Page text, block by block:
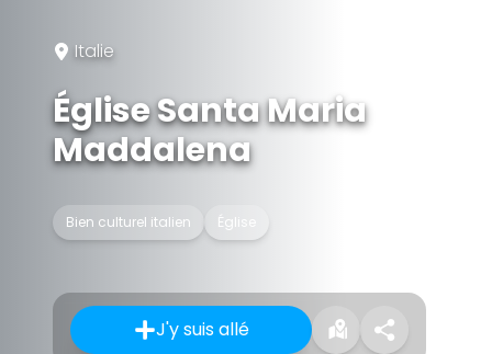
Italie
Église Santa Maria
Maddalena
Bien culturel italien Église
J'y suis allé